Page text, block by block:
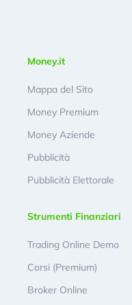
Money.it
Mappa del Sito
Money Premium
Money Aziende
Pubblicità
Pubblicità Elettorale
Strumenti Finanziari
Trading Online Demo
Corsi (Premium)
Broker Online